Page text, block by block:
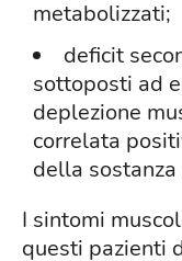
metabolizzati;
deficit
sottoposti ad
deplezione
correlata
della
I sintomi
questi pazienti